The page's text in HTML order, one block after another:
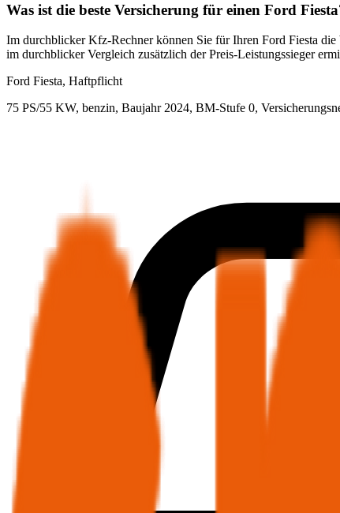
Was ist die beste Versicherung für einen Ford Fiesta
Im durchblicker Kfz-Rechner können Sie für Ihren Ford Fiesta die
im durchblicker Vergleich zusätzlich der Preis-Leistungssieger
Ford Fiesta, Haftpflicht
75 PS/55 KW, benzin, Baujahr 2024, BM-Stufe 0,